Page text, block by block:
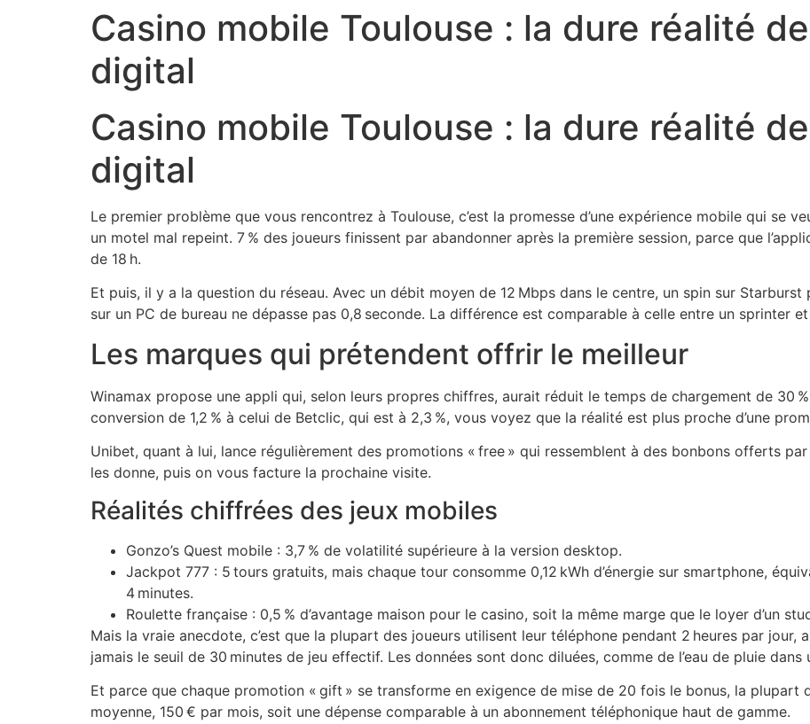
Casino mobile Toulouse : la dure réalité
digital
Casino mobile Toulouse : la dure réalité
digital
Le premier problème que vous rencontrez à Toulouse, c’est la promesse d’une expérience mobile qui se
un motel mal repeint. 7 % des joueurs finissent par abandonner après la première session, parce que
de 18 h.
Et puis, il y a la question du réseau. Avec un débit moyen de 12 Mbps dans le centre, un spin sur
sur un PC de bureau ne dépasse pas 0,8 seconde. La différence est comparable à celle entre un sprinter
Les marques qui prétendent offrir le meilleur
Winamax propose une appli qui, selon leurs propres chiffres, aurait réduit le temps de chargement de 30
conversion de 1,2 % à celui de Betclic, qui est à 2,3 %, vous voyez que la réalité est plus proche d’une
Unibet, quant à lui, lance régulièrement des promotions « free » qui ressemblent à des bonbons offerts
les donne, puis on vous facture la prochaine visite.
Réalités chiffrées des jeux mobiles
Gonzo’s Quest mobile : 3,7 % de volatilité supérieure à la version desktop.
Jackpot 777 : 5 tours gratuits, mais chaque tour consomme 0,12 kWh d’énergie sur smartphone,
4 minutes.
Roulette française : 0,5 % d’avantage maison pour le casino, soit la même marge que le loyer d’un
Mais la vraie anecdote, c’est que la plupart des joueurs utilisent leur téléphone pendant 2 heures par jour,
jamais le seuil de 30 minutes de jeu effectif. Les données sont donc diluées, comme de l’eau de pluie dans
Et parce que chaque promotion « gift » se transforme en exigence de mise de 20 fois le bonus, la plupart
moyenne, 150 € par mois, soit une dépense comparable à un abonnement téléphonique haut de gamme.